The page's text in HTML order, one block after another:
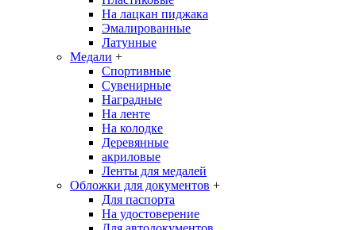
На лацкан пиджака
Эмалированные
Латунные
Медали +
Спортивные
Сувенирные
Наградные
На ленте
На колодке
Деревянные
акриловые
Ленты для медалей
Обложки для документов +
Для паспорта
На удостоверение